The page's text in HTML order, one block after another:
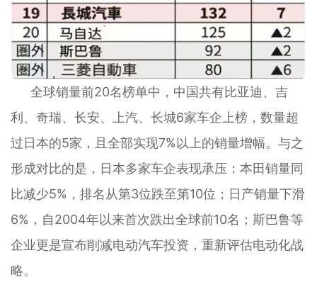
全球销量前20名榜单中，中国共有比亚迪、吉
利、奇瑞、长安、上汽、长城6家车企上榜，数量超
过日本的5家，且全部实现7%以上的销量增幅。与之
形成对比的是，日本多家车企表现承压：本田销量同
比减少5%，排名从第3位跌至第10位；日产销量下滑
6%，自2004年以来首次跌出全球前10名；斯巴鲁等
企业更是宣布削减电动汽车投资，重新评估电动化战
略。